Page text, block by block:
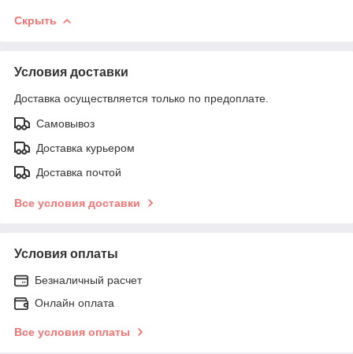
Скрыть
Условия доставки
Доставка осуществляется только по предоплате.
Самовывоз
Доставка курьером
Доставка почтой
Все условия доставки
Условия оплаты
Безналичный расчет
Онлайн оплата
Все условия оплаты